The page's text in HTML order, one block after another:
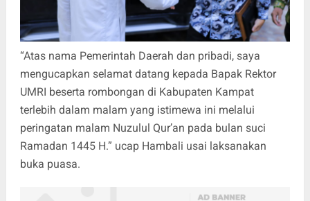
“Atas nama Pemerintah Daerah dan pribadi, saya
mengucapkan selamat datang kepada Bapak Rektor
UMRI beserta rombongan di Kabupaten Kampat
terlebih dalam malam yang istimewa ini melalui
peringatan malam Nuzulul Qur’an pada bulan suci
Ramadan 1445 H.” ucap Hambali usai laksanakan
buka puasa.